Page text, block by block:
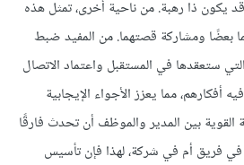
ذا رهبة. من ناحية أخرى، تمثل هذه
بعضًا ومشاركة قصتهما. من المفيد ضبط
ستعقدها في المستقبل واعتماد الاتصال
أفكارهم، مما يعزز الأجواء الإيجابية
القوية بين المدير والموظف أن تحدث فارقًا
فريق أم في شركة، لهذا فإن تأسيس